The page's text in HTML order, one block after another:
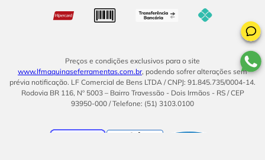
Preços e condições exclusivos para o site
www.lfmaquinaseferramentas.com.br, podendo sofrer alterações sem
prévia notificação. LF Comercial de Bens LTDA / CNPJ: 91.845.735/0004-14.
Rodovia BR 116, Nº 5003 – Bairro Travessão - Dois Irmãos - RS / CEP
93950-000 / Telefone: (51) 3103.0100